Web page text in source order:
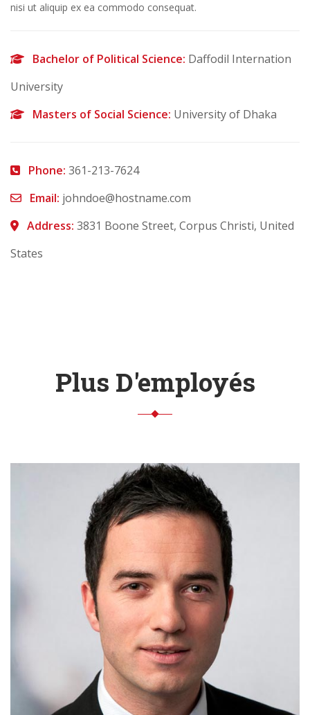
nisi ut aliquip ex ea commodo consequat.
Bachelor of Political Science: Daffodil Internation
University
Masters of Social Science: University of Dhaka
Phone: 361-213-7624
Email: johndoe@hostname.com
Address: 3831 Boone Street, Corpus Christi, United
States
Plus D'employés